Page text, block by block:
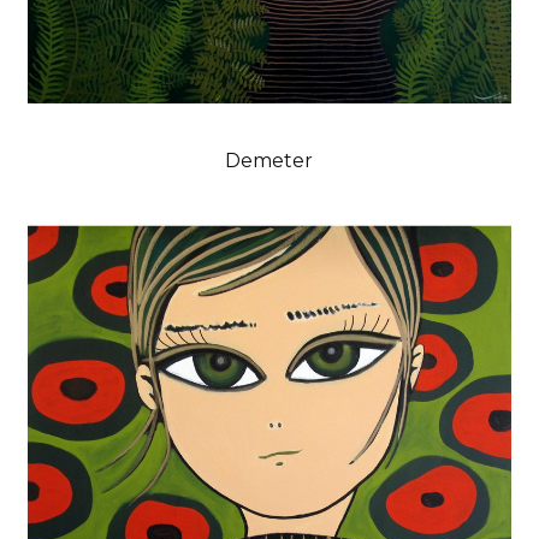
Demeter